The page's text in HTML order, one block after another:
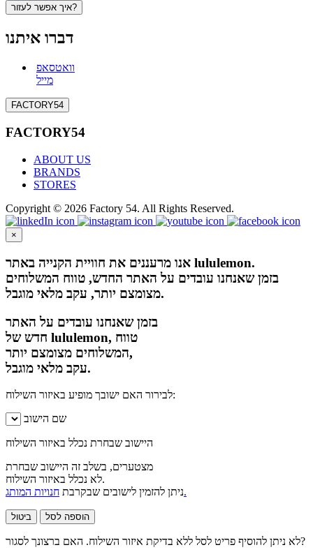
איך אפשר לעזור?
דברו איתנו
וואטסאפ
מייל
FACTORY54
FACTORY54
ABOUT US
BRANDS
STORES
Copyright © 2026 Factory 54. All Rights Reserved.
×
אנו מרעננים את חוויית הקנייה באתר lululemon.
בזמן שאנחנו עובדים על האתר החדש, טווח המשלוחים
מצומצם יותר, עקב מלאי מוגבל.
בזמן שאנחנו עובדים על האתר
חדש של lululemon, טווח
המשלוחים מצומצם יותר,
עקב מלאי מוגבל.
לבירור האם ישובך מופיע באיזור השילוח:
שם הישוב
היישוב שבחרת נכלל באיזור השילוח
מצטערים, בשלב זה היישוב שבחרת
לא נכלל באיזור השילוח.
ניתן להזמין לישובים שבקרבתחנויות המותג.
ביטול הוספה לסל
לא ניתן להוסיף פריט לסל ללא בדיקת איזור השילוח. האם ברצונך לסגור?